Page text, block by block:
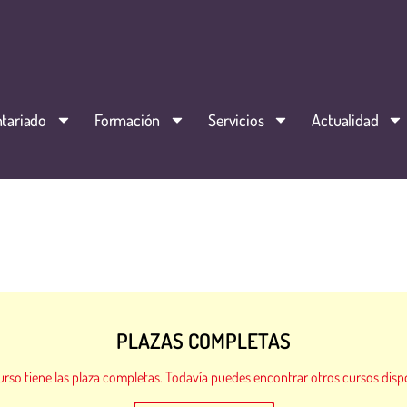
Formación Servicios Actualidad
PLAZAS COMPLETAS
tiene las plaza completas. Todavía puedes encontrar otros cursos